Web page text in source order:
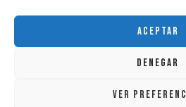
ACEPTAR
DENEGAR
VER